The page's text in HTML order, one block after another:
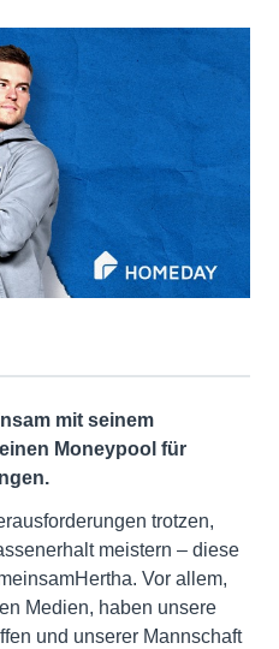
mit seinem
Moneypool für
trotzen,
meistern – diese
Vor allem,
Medien, haben unsere
und unserer Mannschaft